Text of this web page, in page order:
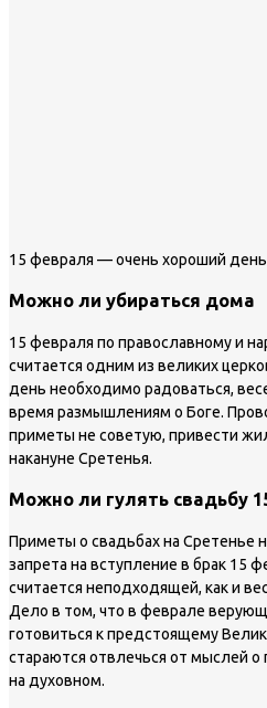
15 февраля — очень хороший
Можно ли убираться дома
15 февраля по православному и
считается одним из великих
день необходимо радоваться,
время размышлениям о Боге.
приметы не советую, привести
накануне Сретенья.
Можно ли гулять свадьбу
Приметы о свадьбах на Сретенье
запрета на вступление в брак 15
считается неподходящей, как и
Дело в том, что в феврале
готовиться к предстоящему
стараются отвлечься от мыслей о
на духовном.